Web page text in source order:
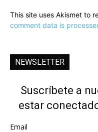
This site uses Akismet to
comment data is
NEWSLETTER
Suscríbete a
estar
Email